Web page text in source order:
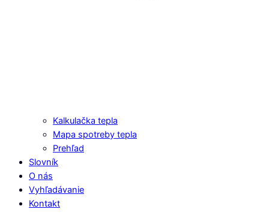
Kalkulačka tepla
Mapa spotreby tepla
Prehľad
Slovník
O nás
Vyhľadávanie
Kontakt